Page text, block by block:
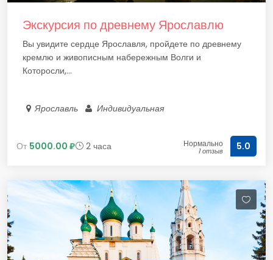
Экскурсия по древнему Ярославлю
Вы увидите сердце Ярославля, пройдете по древнему
кремлю и живописным набережным Волги и
Которосли,...
Ярославль Индивидуальная
От 5000.00 ₽ 2 часа Нормально
1 отзыв 5.0